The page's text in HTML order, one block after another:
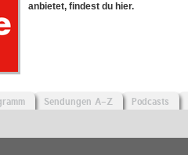
anbietet, findest du hier.
Sendungen A-Z Podcasts